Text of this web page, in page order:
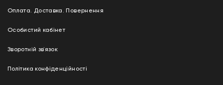
Оплата. Доставка. Повернення
Особистий кабінет
Зворотній зв`язок
Політика конфіденційності